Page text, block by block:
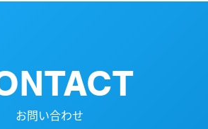
お問い合わせ